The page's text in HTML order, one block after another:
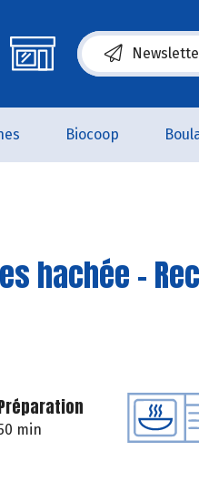
(s’ouvre dans
Biocoop
hachée -
min